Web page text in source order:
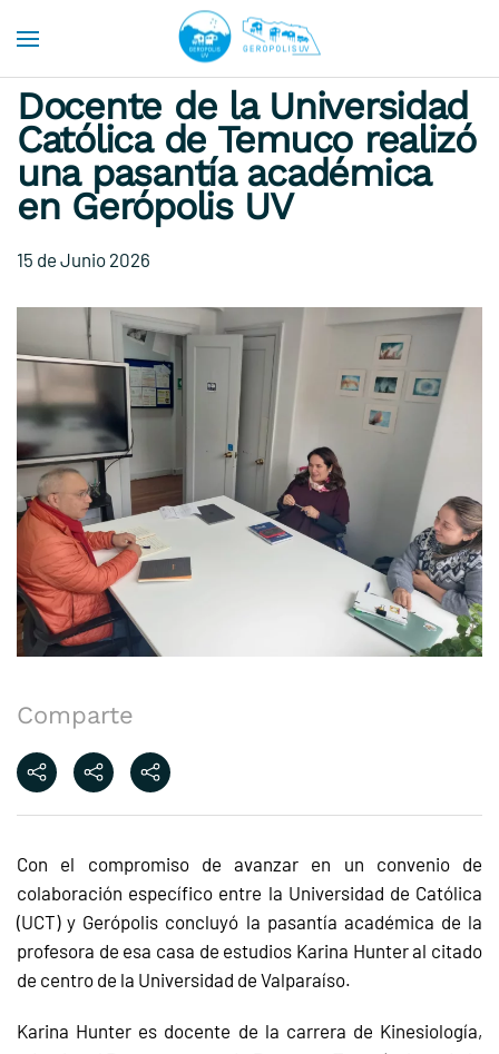
Skip to main content
Docente de la Universidad
Católica de Temuco realizó
una pasantía académica
en Gerópolis UV
15 de Junio 2026
Comparte
Con el compromiso de avanzar en un convenio de
colaboración específico entre la Universidad de Católica
(UCT) y Gerópolis concluyó la pasantía académica de la
profesora de esa casa de estudios Karina Hunter al citado
de centro de la Universidad de Valparaíso.
Karina Hunter es docente de la carrera de Kinesiología,